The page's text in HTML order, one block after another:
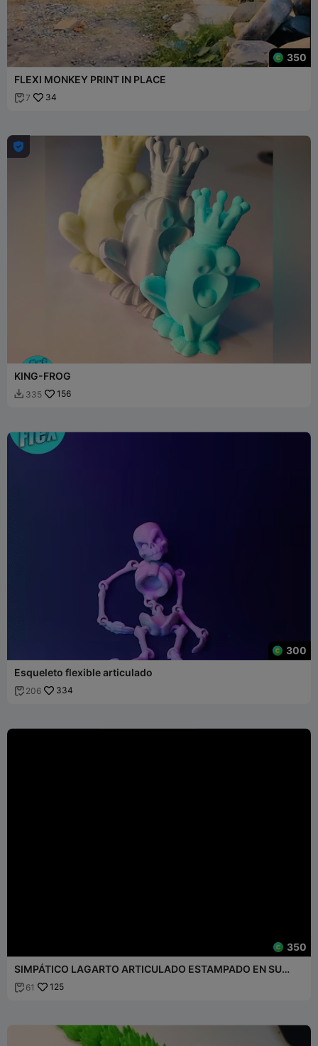
350
FLEXI MONKEY PRINT IN PLACE
 7 34

KING-FROG
 335 156
300
Esqueleto flexible articulado
 206 334
350
SIMPÁTICO LAGARTO ARTICULADO ESTAMPADO EN SU
SITIO
 61 125